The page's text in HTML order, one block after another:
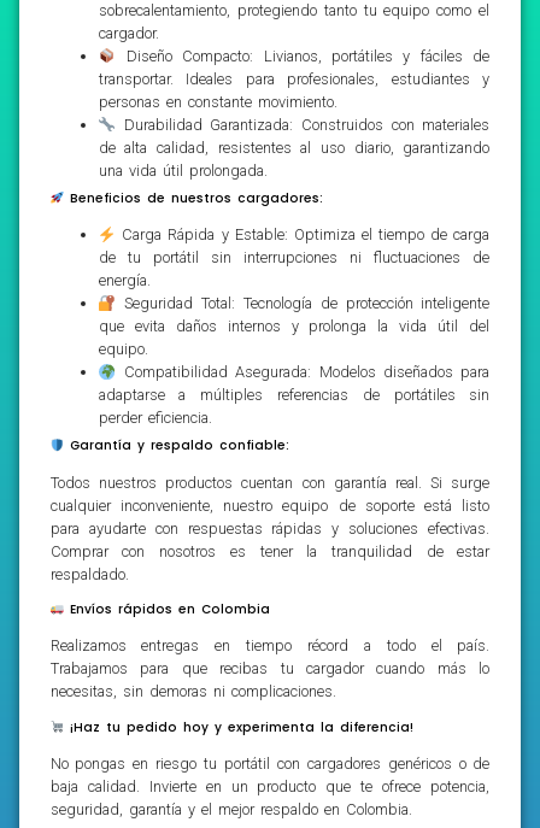
sobrecalentamiento, protegiendo tanto tu equipo como el
cargador.
Diseño Compacto: Livianos, portátiles y fáciles de
transportar. Ideales para profesionales, estudiantes y
personas en constante movimiento.
Durabilidad Garantizada: Construidos con materiales
de alta calidad, resistentes al uso diario, garantizando
una vida útil prolongada.
Beneficios de nuestros cargadores:
Carga Rápida y Estable: Optimiza el tiempo de carga
de tu portátil sin interrupciones ni fluctuaciones de
energía.
Seguridad Total: Tecnología de protección inteligente
que evita daños internos y prolonga la vida útil del
equipo.
Compatibilidad Asegurada: Modelos diseñados para
adaptarse a múltiples referencias de portátiles sin
perder eficiencia.
Garantía y respaldo confiable:
Todos nuestros productos cuentan con garantía real. Si surge
cualquier inconveniente, nuestro equipo de soporte está listo
para ayudarte con respuestas rápidas y soluciones efectivas.
Comprar con nosotros es tener la tranquilidad de estar
respaldado.
Envíos rápidos en Colombia
Realizamos entregas en tiempo récord a todo el país.
Trabajamos para que recibas tu cargador cuando más lo
necesitas, sin demoras ni complicaciones.
¡Haz tu pedido hoy y experimenta la diferencia!
No pongas en riesgo tu portátil con cargadores genéricos o de
baja calidad. Invierte en un producto que te ofrece potencia,
seguridad, garantía y el mejor respaldo en Colombia.